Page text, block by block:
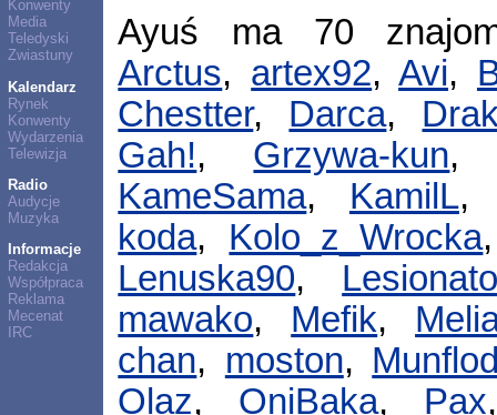
Konwenty
Media
Teledyski
Zwiastuny
Kalendarz
Rynek
Konwenty
Wydarzenia
Telewizja
Radio
Audycje
Muzyka
Informacje
Redakcja
Współpraca
Reklama
Mecenat
IRC
Ayuś ma 70
Arctus, artex92,Avi,
Chestter, Darca,
Gah!, Grzywa-kun
KameSama, KamilL
koda, Kolo_z_Wrocka
Lenuska90,
mawako, Mefik,
chan, moston,
Olaz, OniBaka, Pax